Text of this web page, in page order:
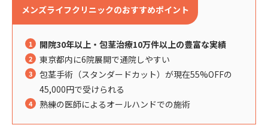
メンズライフクリニックのおすすめポイント
開院30年以上・包茎治療10万件以上の豊富な実績
東京都内に6院展開で通院しやすい
包茎手術（スタンダードカット）が現在55%OFFの
45,000円で受けられる
熟練の医師によるオールハンドでの施術